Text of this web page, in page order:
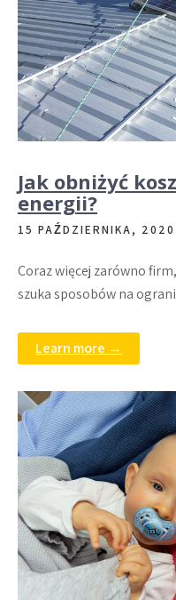
Jak obniżyć
energii?
15 PAŹDZIERNIKA, 2020
Coraz więcej zarówno
szuka sposobów na
Learn more →